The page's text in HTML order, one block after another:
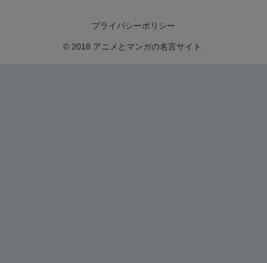
プライバシーポリシー
© 2018 アニメとマンガの名言サイト.